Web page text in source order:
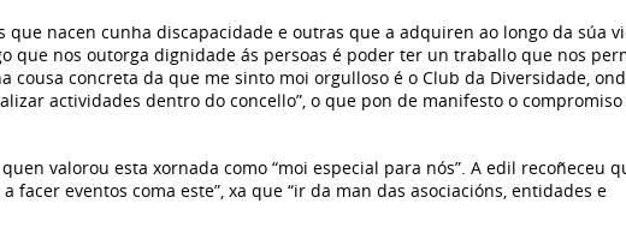
que nacen cunha discapacidade e outras que a adquiren ao longo da súa
que nos outorga dignidade ás persoas é poder ter un traballo que nos
cousa concreta da que me sinto moi orgulloso é o Club da Diversidade,
actividades dentro do concello”, o que pon de manifesto o
valorou esta xornada como “moi especial para nós”. A edil recoñeceu
facer eventos coma este”, xa que “ir da man das asociacións, entidades e